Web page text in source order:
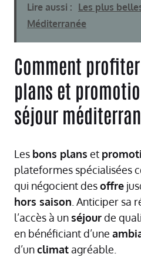
Lire aussi : Les plus
Méditerranée
Comment
plans et
séjour
Les bons plans et
plateformes spécialisées
qui négocient desoffre
hors saison . Anticiper sa
l’accès à un séjourde
en bénéficiant d’une
d’unclimatagréable.